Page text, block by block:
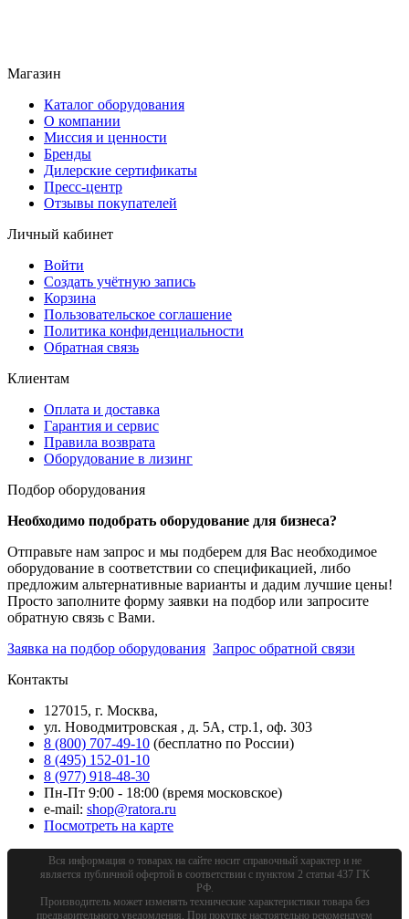
Магазин
Каталог оборудования
О компании
Миссия и ценности
Бренды
Дилерские сертификаты
Пресс-центр
Отзывы покупателей
Личный кабинет
Войти
Создать учётную запись
Корзина
Пользовательское соглашение
Политика конфиденциальности
Обратная связь
Клиентам
Оплата и доставка
Гарантия и сервис
Правила возврата
Оборудование в лизинг
Подбор оборудования
Необходимо подобрать оборудование для бизнеса?
Отправьте нам запрос и мы подберем для Вас необходимое
оборудование в соответствии со спецификацией, либо
предложим альтернативные варианты и дадим лучшие цены!
Просто заполните форму заявки на подбор или запросите
обратную связь с Вами.
Заявка на подбор оборудования Запрос обратной связи
Контакты
127015, г. Москва,
ул. Новодмитровская , д. 5А, стр.1, оф. 303
8 (800) 707-49-10 (бесплатно по России)
8 (495) 152-01-10
8 (977) 918-48-30
Пн-Пт 9:00 - 18:00 (время московское)
e-mail: shop@ratora.ru
Посмотреть на карте
Вся информация о товарах на сайте носит справочный характер и не
является публичной офертой в соответствии с пунктом 2 статьи 437 ГК
РФ.
Производитель может изменять технические характеристики товара без
предварительного уведомления. При покупке настоятельно рекомендуем